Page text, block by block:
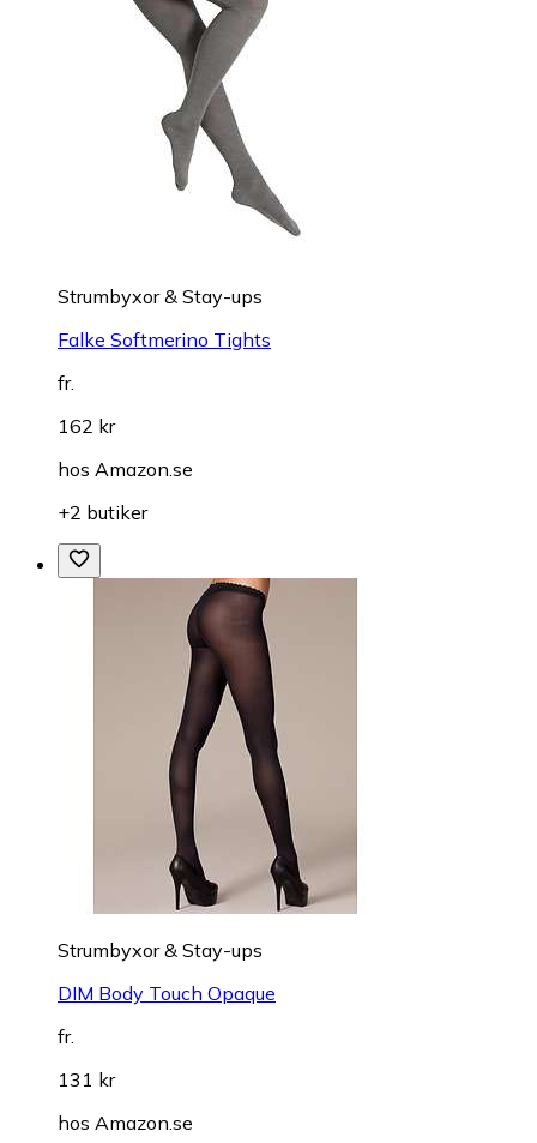
Strumbyxor & Stay-ups
Falke Softmerino Tights
fr.
162 kr
hos Amazon.se
+2 butiker
Strumbyxor & Stay-ups
DIM Body Touch Opaque
fr.
131 kr
hos Amazon.se